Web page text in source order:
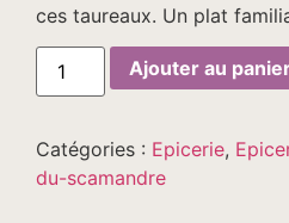
ces taureaux. Un plat
quantité
2
gardiane
de
taureau
Ajouter au
Catégories : Epicerie,
du-scamandre